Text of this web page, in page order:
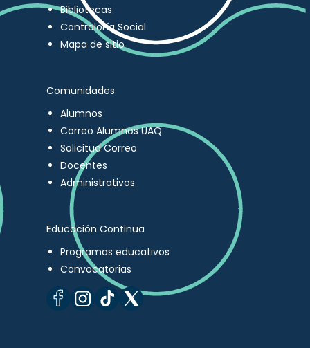
Bibliotecas
Contraloría Social
Mapa de sitio
Comunidades
Alumnos
Correo Alumnos UAQ
Solicitud Correo
Docentes
Administrativos
Educación Continua
Programas educativos
Convocatorias